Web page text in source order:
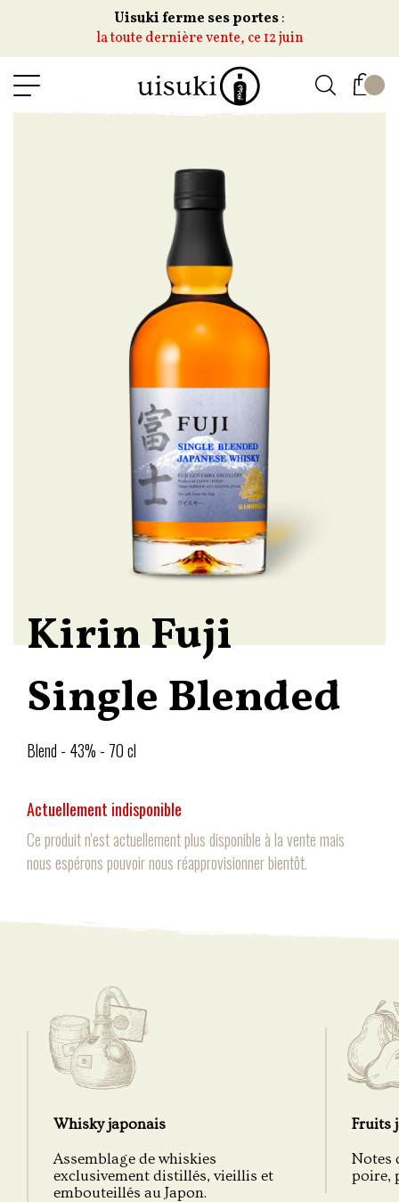
Uisuki ferme ses portes:
la toute dernière vente, ce 12 juin
Kirin Fuji
Single Blended
Blend - 43% - 70 cl
Actuellement indisponible
Ce produit n'est actuellement plus disponible à la vente mais
nous espérons pouvoir nous réapprovisionner bientôt.
Whisky japonais
Assemblage de whiskies
exclusivement distillés, vieillis et
embouteillés au Japon.
Fruits
Notes
poire,